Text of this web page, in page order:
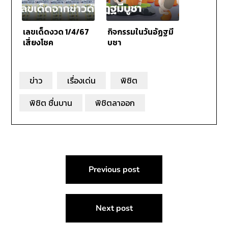
เลขเด็ดงวด 1/4/67
เสี่ยงโชค
กิจกรรมในวันอัฏฐมี
บูชา
ข่าว เรื่องเด่น
พิชิต
พิชิต ชื่นบาน
พิชิตลาออก
Previous post
Next post